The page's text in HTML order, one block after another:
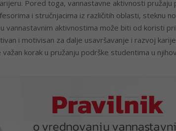
Pored toga, vannastavne aktivnosti pružaju
i stručnjacima iz različitih oblasti, steknu
vannastavnim aktivnostima može biti od koristi
i motivisan za dalje usavršavanje i razvoj
korak u pružanju podrške studentima u